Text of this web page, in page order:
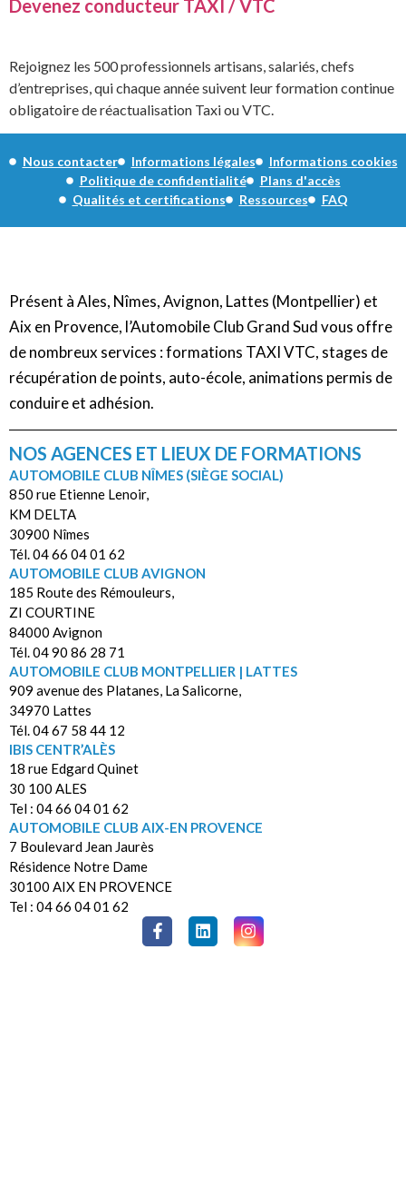
Devenez conducteur TAXI / VTC
Rejoignez les 500 professionnels artisans, salariés, chefs
d’entreprises, qui chaque année suivent leur formation continue
obligatoire de réactualisation Taxi ou VTC.
Nous contacter Informations légales
Informations cookies
Politique de confidentialité
Plans d'accès
Qualités et certifications
Ressources FAQ
Présent à Ales, Nîmes, Avignon, Lattes (Montpellier) et
Aix en Provence, l’Automobile Club Grand Sud vous offre
de nombreux services : formations TAXI VTC, stages de
récupération de points, auto-école, animations permis de
conduire et adhésion.
NOS AGENCES ET LIEUX DE FORMATIONS
AUTOMOBILE CLUB NÎMES (SIÈGE SOCIAL)
850 rue Etienne Lenoir,
KM DELTA
30900 Nîmes
Tél. 04 66 04 01 62
AUTOMOBILE CLUB AVIGNON
185 Route des Rémouleurs,
ZI COURTINE
84000 Avignon
Tél. 04 90 86 28 71
AUTOMOBILE CLUB MONTPELLIER | LATTES
909 avenue des Platanes, La Salicorne,
34970 Lattes
Tél. 04 67 58 44 12
IBIS CENTR’ALÈS
18 rue Edgard Quinet
30 100 ALES
Tel : 04 66 04 01 62
AUTOMOBILE CLUB AIX-EN PROVENCE
7 Boulevard Jean Jaurès
Résidence Notre Dame
30100 AIX EN PROVENCE
Tel : 04 66 04 01 62